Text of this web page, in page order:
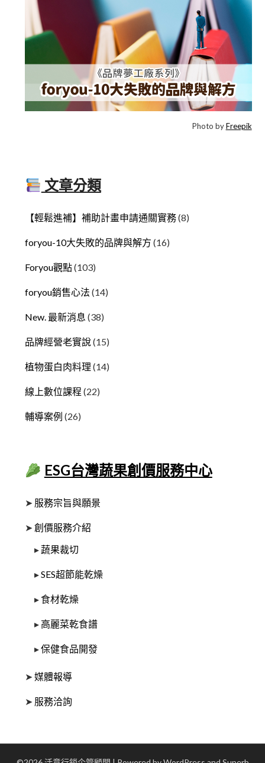
Photo byFreepik
文章分類
【輕鬆進補】補助計畫申請通關實務(8)
foryou-10大失敗的品牌與解方 (16)
Foryou觀點(103)
foryou銷售心法 (14)
New. 最新消息 (38)
品牌經營老實說(15)
植物蛋白肉料理 (14)
線上數位課程 (22)
輔導案例 (26)
ESG台灣蔬果創價服務中心
➤ 服務宗旨與願景
➤創價服務介紹
▸ 蔬果裁切
▸SES超節能乾燥
▸ 食材乾燥
▸ 高麗菜乾食譜
▸保健食品開發
➤媒體報導
➤ 服務洽詢